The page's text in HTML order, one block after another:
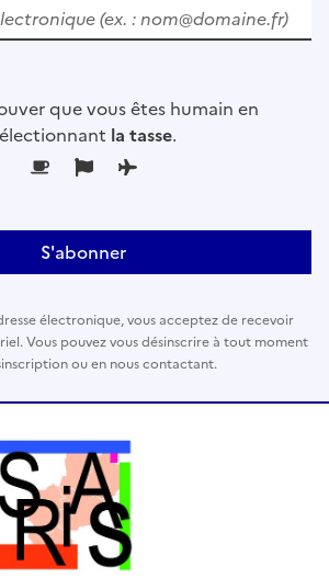
que vous êtes humain en
la tasse.
électronique, vous acceptez de recevoir
Vous pouvez vous désinscrire à tout moment
ou en nous contactant.